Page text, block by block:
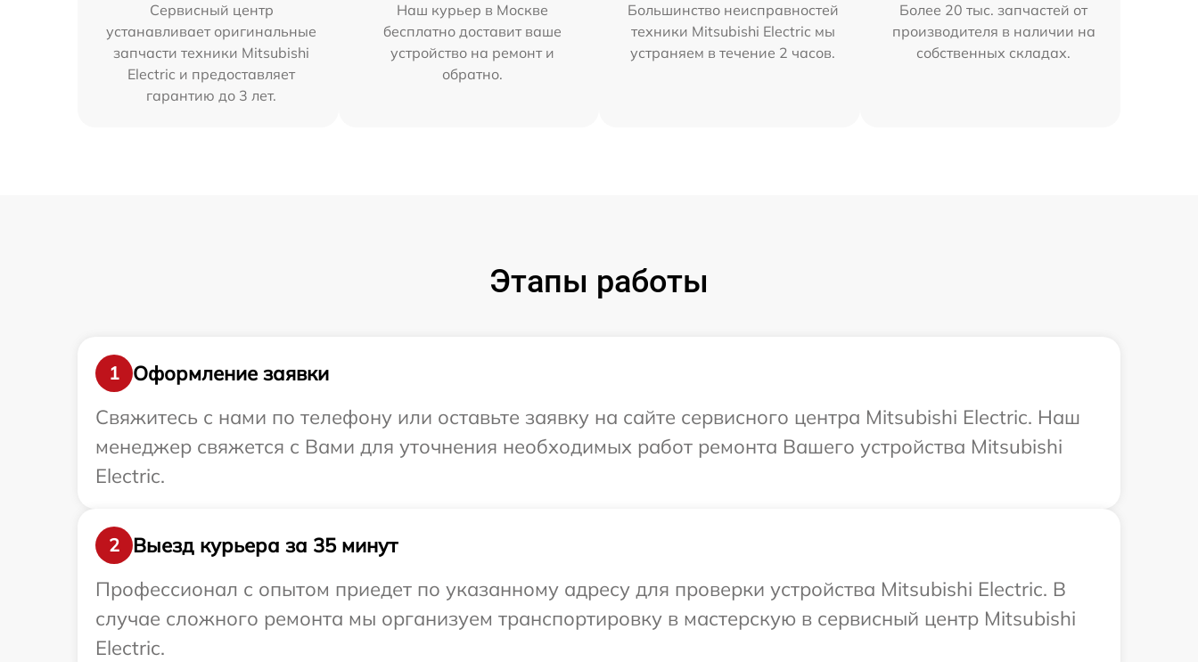
Сервисный центр
устанавливает оригинальные
запчасти техники Mitsubishi
Electric и предоставляет
гарантию до 3 лет.
Наш курьер в Москве
бесплатно доставит ваше
устройство на ремонт и
обратно.
Большинство неисправностей
техники Mitsubishi Electric мы
устраняем в течение 2 часов.
Более 20 тыс. запчастей от
производителя в наличии на
собственных складах.
Этапы работы
1
Оформление заявки
Свяжитесь с нами по телефону или оставьте заявку на сайте сервисного центра Mitsubishi Electric. Наш
менеджер свяжется с Вами для уточнения необходимых работ ремонта Вашего устройства Mitsubishi
Electric.
2
Выезд курьера за 35 минут
Профессионал с опытом приедет по указанному адресу для проверки устройства Mitsubishi Electric. В
случае сложного ремонта мы организуем транспортировку в мастерскую в сервисный центр Mitsubishi
Electric.